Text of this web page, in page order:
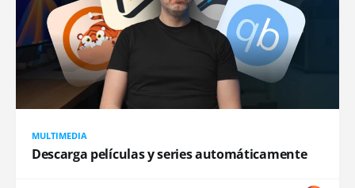
MULTIMEDIA
Descarga películas y series automáticamente